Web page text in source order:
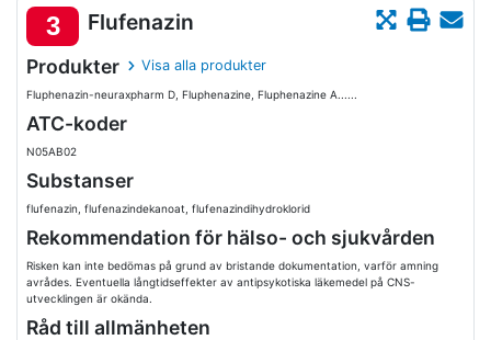
3 Flufenazin
Produkter Visa alla produkter
Fluphenazin-neuraxpharm D, Fluphenazine, Fluphenazine A......
ATC-koder
N05AB02
Substanser
flufenazin, flufenazindekanoat, flufenazindihydroklorid
Rekommendation för hälso- och sjukvården
Risken kan inte bedömas på grund av bristande dokumentation, varför amning
avrådes. Eventuella långtidseffekter av antipsykotiska läkemedel på CNS-
utvecklingen är okända.
Råd till allmänheten